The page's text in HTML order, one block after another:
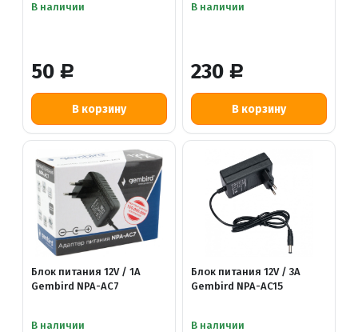
50 Р
внешней прокладки
В наличии
230 Р
В наличии
Блок питания 12V / 1A
Gembird NPA-AC7
В наличии
Блок питания 12V / 3A
Gembird NPA-AC15
В наличии